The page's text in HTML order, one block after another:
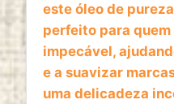
este óleo de
perfeito para
impecável,
e a suavizar
uma delicadeza
Google Analytics
Name:
_ga, _ga_*
Provider: